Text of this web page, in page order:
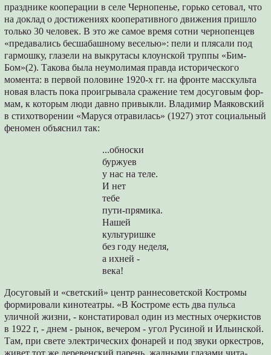
празднике кооперации в селе Чернопенье, горько сетовал, что
на доклад о достижениях кооперативного движения при­шло
только 30 человек. В это же самое время сотни чернопенцев
«предавались бесшабаш­ному веселью»: пели и плясали под
гармошку, глазели на выкрутасы клоунской труппы «Бим-
Бом»(2). Такова была неумолимая правда исто­рического
момента: в первой половине 1920-х гг. на фронте масскульта
новая власть пока проигрывала сражение тем досуговым фор­
мам, к которым люди давно привыкли. Вла­димир Маяковский
в стихотворении «Маруся отравилась» (1927) этот социальный
феномен объяснил так:
...обноски
буржуев
у нас на теле.
И нет
тебе
пути-прямика.
Нашей
культуришке
без году неделя,
а ихней -
века!
Досуговый и «светский» центр раннесовет­ской Костромы
формировали кинотеатры. «В Костроме есть два пульса
уличной жизни, - констатировал один из местных очеркистов
в 1922 г, - днем - рынок, вечером - угол Русиной и Ильинской.
Там, при свете электрических фонарей и под звуки оркестров,
живет тот же деревенский парень, жадными глазами чита­